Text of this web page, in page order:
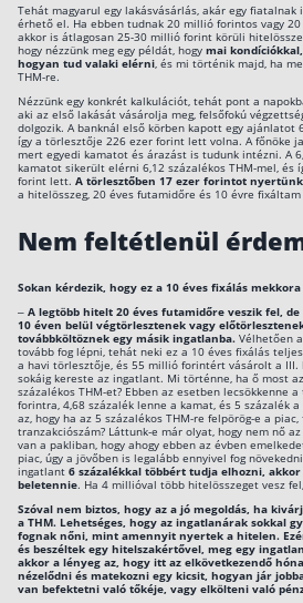
Tehát magyarul egy lakásvásárlás, akár egy
érhető el. Ha ebben tudnak 20 millió forintos vagy
akkor is átlagosan 25-30 millió forint körüli
hogy nézzünk meg egy példát, hogy mai
hogyan tud valaki elérni , és mi történik majd, ha
THM-re.
Nézzünk egy konkrét kalkulációt, tehát pont a
aki az első lakását vásárolja meg, felsőfokú
dolgozik. A banknál első körben kapott egy ajánlatot
így a törlesztője 226 ezer forint lett volna. A főnöke
mert egyedi kamatot és árazást is tudunk intézni. A
kamatot sikerült elérni 6,12 százalékos THM-mel, és
forint lett. A törlesztőben 17 ezer forintot
a hitelösszeg, 20 éves futamidőre és 10 évre
Nem feltétlenül
Sokan kérdezik, hogy ez a 10 éves fixálás
– A legtöbb hitelt 20 éves futamidőre veszik fel,
10 éven belül végtörlesztenek vagy
továbbköltöznek egy másik ingatlanba. Vélhetően
tovább fog lépni, tehát neki ez a 10 éves fixálás
a havi törlesztője, és 55 millió forintért vásárolt a III.
sokáig kereste az ingatlant. Mi történne, ha ő most
százalékos THM-et? Ebben az esetben lecsökkenne
forintra, 4,68 százalék lenne a kamat, és 5 százalék
az, hogy ha az 5 százalékos THM-re felpörög-e a
tranzakciószám? Láttunk-e már olyat, hogy nem nő
van a pakliban, hogy ahogy ebben az évben
piac, úgy a jövőben is legalább ennyivel fog
ingatlant 6 százalékkal többért tudja elhozni,
beletennie. Ha 4 millióval több hitelösszeget vesz
Szóval nem biztos, hogy az a jó megoldás, ha
a THM. Lehetséges, hogy az ingatlanárak sokkal
fognak nőni, mint amennyit nyertek a hitelen.
és beszéltek egy hitelszakértővel, meg egy
akkor a lényeg az, hogy itt az elkövetkezendő
nézelődni és matekozni egy kicsit, hogyan jár
van befektetni való tőkéje, vagy elkölteni való